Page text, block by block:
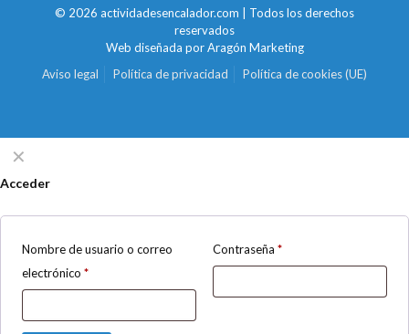
© 2026 actividadesencalador.com | Todos los derechos
reservados
Web diseñada porAragón Marketing
Aviso legal
Política de privacidad Política de cookies (UE)
✕
Acceder
Nombre de usuario o correo
electrónico *
Contraseña*